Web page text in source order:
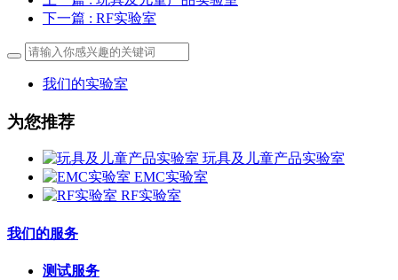
下一篇 : RF实验室
我们的实验室
为您推荐
玩具及儿童产品实验室
EMC实验室
RF实验室
我们的服务
测试服务